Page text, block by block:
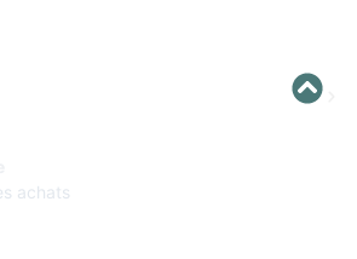
de professionnalisme, de
achats